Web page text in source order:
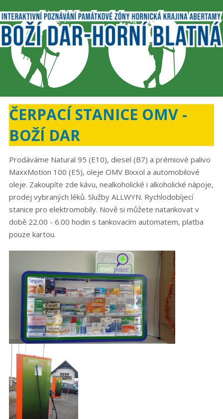
ČERPACÍ STANICE OMV -
BOŽÍ DAR
Prodáváme Natural 95 (E10), diesel (B7) a prémiové palivo
MaxxMotion 100 (E5), oleje OMV Bixxol a automobilové
oleje. Zakoupíte zde kávu, nealkoholické i alkoholické nápoje,
prodej vybraných léků. Služby ALLWYN. Rychlodobíjecí
stanice pro elektromobily. Nově si můžete natankovat v
době 22.00 - 6.00 hodin s tankovacím automatem, platba
pouze kartou.